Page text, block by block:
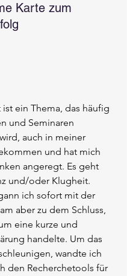
Karte zum
ist ein Thema, das häufig
und Seminaren
auch in meiner
und hat mich
angeregt. Es geht
und/oder Klugheit.
ich sofort mit der
aber zu dem Schluss,
eine kurze und
handelte. Um das
wandte ich
den Recherchetools für